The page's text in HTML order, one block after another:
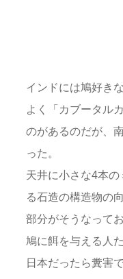
インドには鳩好き
よく「カブータル
のがあるのだが、
った。
天井に小さな4本
る石造の構造物の
部分がそうなって
鳩に餌を与える人
日本だったら糞害